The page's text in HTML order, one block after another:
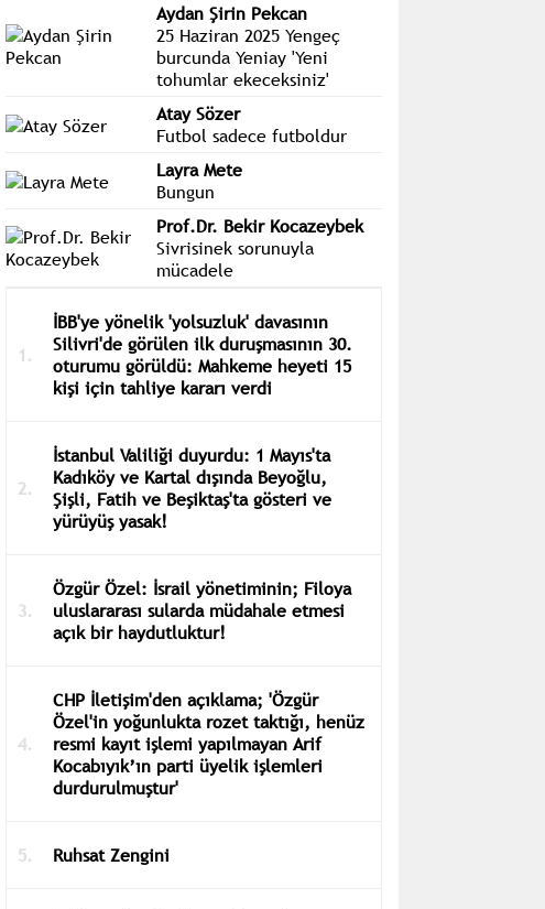
Aydan Şirin Pekcan
25 Haziran 2025 Yengeç
burcunda Yeniay 'Yeni
tohumlar ekeceksiniz'
Atay Sözer
Futbol sadece futboldur
Layra Mete
Bungun
Prof.Dr. Bekir Kocazeybek
Sivrisinek sorunuyla
mücadele
İBB'ye yönelik 'yolsuzluk' davasının
Silivri'de görülen ilk duruşmasının 30.
oturumu görüldü: Mahkeme heyeti 15
kişi için tahliye kararı verdi
İstanbul Valiliği duyurdu: 1 Mayıs'ta
Kadıköy ve Kartal dışında Beyoğlu,
Şişli, Fatih ve Beşiktaş'ta gösteri ve
yürüyüş yasak!
Özgür Özel: İsrail yönetiminin; Filoya
uluslararası sularda müdahale etmesi
açık bir haydutluktur!
CHP İletişim'den açıklama; 'Özgür
Özel'in yoğunlukta rozet taktığı, henüz
resmi kayıt işlemi yapılmayan Arif
Kocabıyık’ın parti üyelik işlemleri
durdurulmuştur'
Ruhsat Zengini